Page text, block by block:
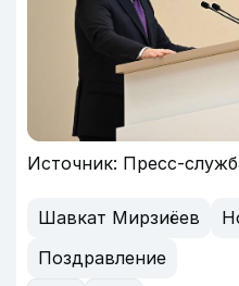
Источник: Пресс-
Шавкат Мирзиёев
Поздравление